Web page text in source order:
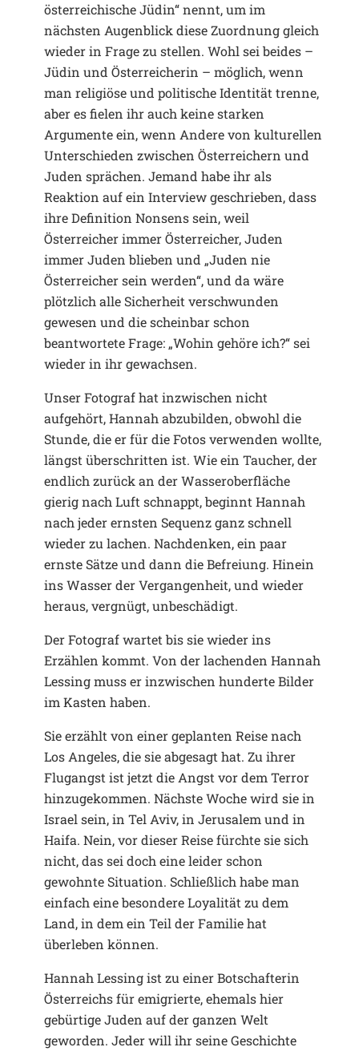
österreichische Jüdin“ nennt, um im
nächsten Augenblick diese Zuordnung gleich
wieder in Frage zu stellen. Wohl sei beides –
Jüdin und Österreicherin – möglich, wenn
man religiöse und politische Identität trenne,
aber es fielen ihr auch keine starken
Argumente ein, wenn Andere von kulturellen
Unterschieden zwischen Österreichern und
Juden sprächen. Jemand habe ihr als
Reaktion auf ein Interview geschrieben, dass
ihre Definition Nonsens sein, weil
Österreicher immer Österreicher, Juden
immer Juden blieben und „Juden nie
Österreicher sein werden“, und da wäre
plötzlich alle Sicherheit verschwunden
gewesen und die scheinbar schon
beantwortete Frage: „Wohin gehöre ich?“ sei
wieder in ihr gewachsen.
Unser Fotograf hat inzwischen nicht
aufgehört, Hannah abzubilden, obwohl die
Stunde, die er für die Fotos verwenden wollte,
längst überschritten ist. Wie ein Taucher, der
endlich zurück an der Wasseroberfläche
gierig nach Luft schnappt, beginnt Hannah
nach jeder ernsten Sequenz ganz schnell
wieder zu lachen. Nachdenken, ein paar
ernste Sätze und dann die Befreiung. Hinein
ins Wasser der Vergangenheit, und wieder
heraus, vergnügt, unbeschädigt.
Der Fotograf wartet bis sie wieder ins
Erzählen kommt. Von der lachenden Hannah
Lessing muss er inzwischen hunderte Bilder
im Kasten haben.
Sie erzählt von einer geplanten Reise nach
Los Angeles, die sie abgesagt hat. Zu ihrer
Flugangst ist jetzt die Angst vor dem Terror
hinzugekommen. Nächste Woche wird sie in
Israel sein, in Tel Aviv, in Jerusalem und in
Haifa. Nein, vor dieser Reise fürchte sie sich
nicht, das sei doch eine leider schon
gewohnte Situation. Schließlich habe man
einfach eine besondere Loyalität zu dem
Land, in dem ein Teil der Familie hat
überleben können.
Hannah Lessing ist zu einer Botschafterin
Österreichs für emigrierte, ehemals hier
gebürtige Juden auf der ganzen Welt
geworden. Jeder will ihr seine Geschichte